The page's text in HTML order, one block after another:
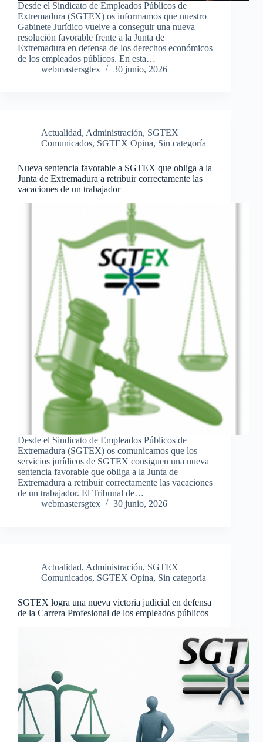
Desde el Sindicato de Empleados Públicos de
Extremadura (SGTEX) os informamos que nuestro
Gabinete Jurídico vuelve a conseguir una nueva
resolución favorable frente a la Junta de
Extremadura en defensa de los derechos económicos
de los empleados públicos. En esta…
webmastersgtex
30 junio, 2026
Actualidad, Administración, SGTEX
Comunicados, SGTEX Opina, Sin categoría
Nueva sentencia favorable a SGTEX que obliga a la
Junta de Extremadura a retribuir correctamente las
vacaciones de un trabajador
Desde el Sindicato de Empleados Públicos de
Extremadura (SGTEX) os comunicamos que los
servicios jurídicos de SGTEX consiguen una nueva
sentencia favorable que obliga a la Junta de
Extremadura a retribuir correctamente las vacaciones
de un trabajador. El Tribunal de…
webmastersgtex
30 junio, 2026
Actualidad, Administración, SGTEX
Comunicados, SGTEX Opina, Sin categoría
SGTEX logra una nueva victoria judicial en defensa
de la Carrera Profesional de los empleados públicos